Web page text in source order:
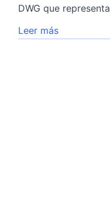
DWG que
Leer más